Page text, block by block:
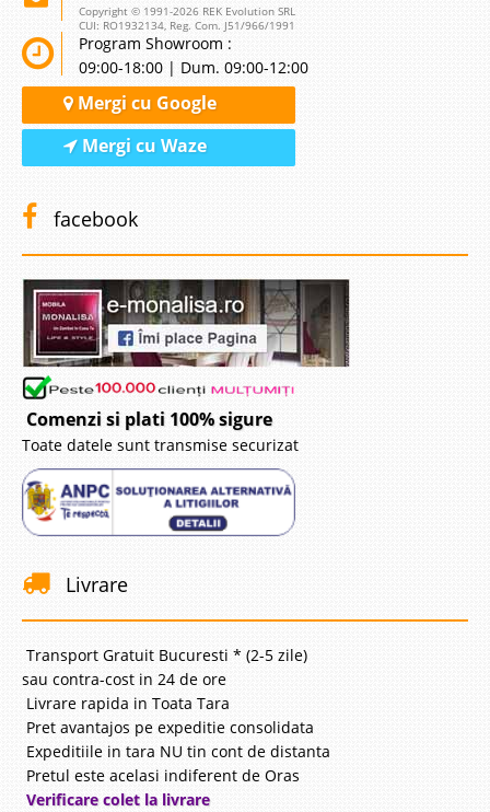
Copyright © 1991-2026 REK Evolution SRL
CUI: RO1932134, Reg. Com. J51/966/1991
Program Showroom :
09:00-18:00 | Dum. 09:00-12:00
Mergi cu Google
Mergi cu Waze
facebook
Comenzi si plati 100% sigure
Toate datele sunt transmise securizat
Livrare
Transport Gratuit Bucuresti * (2-5 zile)
sau contra-cost in 24 de ore
Livrare rapida in Toata Tara
Pret avantajos pe expeditie consolidata
Expeditiile in tara NU tin cont de distanta
Pretul este acelasi indiferent de Oras
Verificare colet la livrare